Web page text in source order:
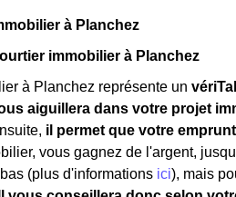
à Planchez
immobilier à Planchez
à Planchez représente un
aiguillera dans votre projet
il permet que votre
vous gagnez de l'argent,
(plus d'informations ici), mais